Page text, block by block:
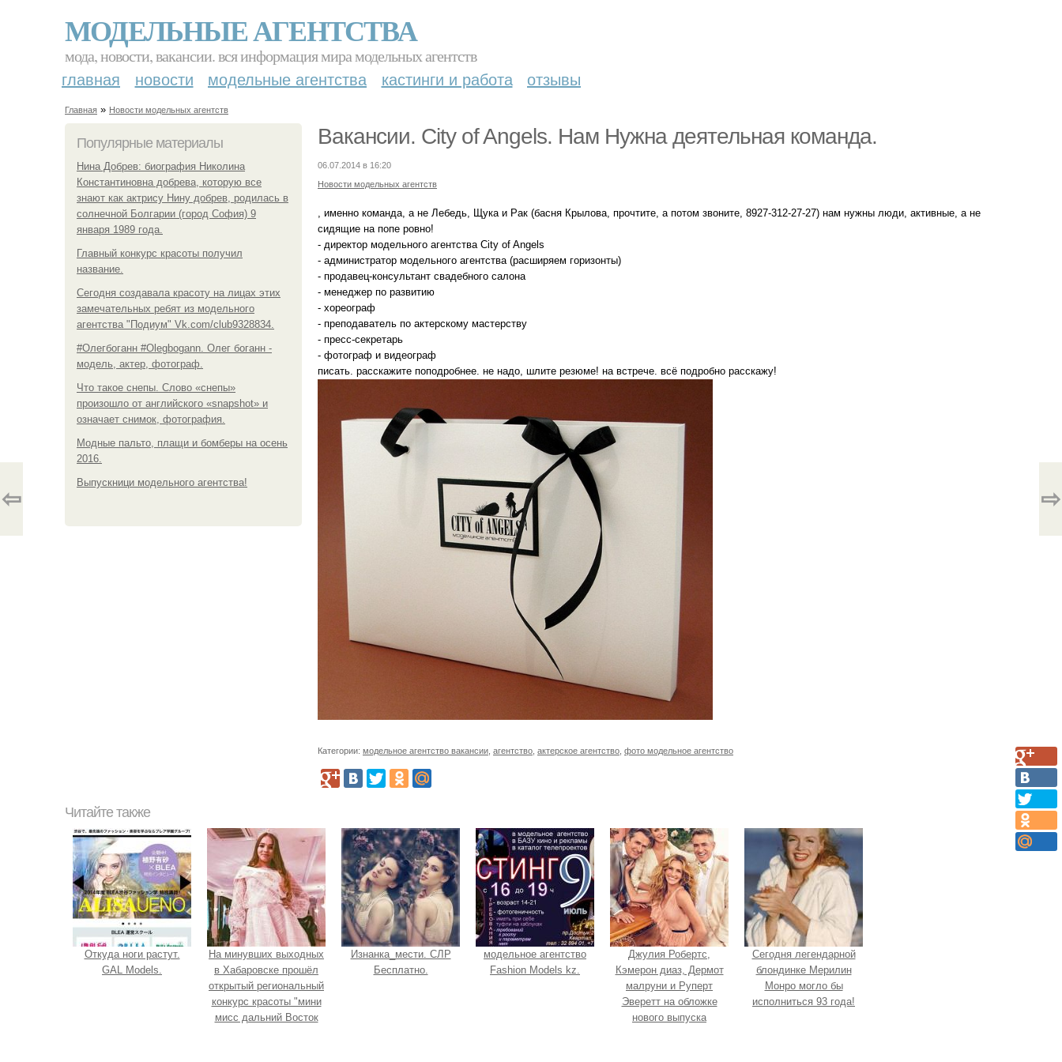
МОДЕЛЬНЫЕ АГЕНТСТВА
мода, новости, вакансии. вся информация мира модельных агентств
главная новости модельные агентства кастинги и работа отзывы
Главная » Новости модельных агентств
Популярные материалы
Нина Добрев: биография Николина
Константиновна добрева, которую все
знают как актрису Нину добрев, родилась в
солнечной Болгарии (город София) 9
января 1989 года.
Главный конкурс красоты получил
название.
Сегодня создавала красоту на лицах этих
замечательных ребят из модельного
агентства "Подиум" Vk.com/club9328834.
#Олегбоганн #Olegbogann. Олег боганн -
модель, актер, фотограф.
Что такое снепы. Слово «снепы»
произошло от английского «snapshot» и
означает снимок, фотография.
Модные пальто, плащи и бомберы на осень
2016.
Выпускници модельного агентства!
Вакансии. City of Angels. Нам Нужна деятельная команда.
06.07.2014 в 16:20
Новости модельных агентств
, именно команда, а не Лебедь, Щука и Рак (басня Крылова, прочтите, а потом звоните, 8927-312-27-27) нам нужны люди, активные, а не
сидящие на попе ровно!
- директор модельного агентства City of Angels
- администратор модельного агентства (расширяем горизонты)
- продавец-консультант свадебного салона
- менеджер по развитию
- хореограф
- преподаватель по актерскому мастерству
- пресс-секретарь
- фотограф и видеограф
писать. расскажите поподробнее. не надо, шлите резюме! на встрече. всё подробно расскажу!
Категории: модельное агентство вакансии агентство актерское агентство фото модельное агентство
⇦ ⇨
Читайте также
Откуда ноги растут.
GAL Models.
На минувших выходных
в Хабаровске прошёл
открытый региональный
конкурс красоты "мини
мисс дальний Восток
Изнанка_мести. СЛР
Бесплатно.
модельное агентство
Fashion Models kz.
Джулия Робертс,
Кэмерон диаз, Дермот
малруни и Руперт
Эверетт на обложке
нового выпуска
Сегодня легендарной
блондинке Мерилин
Монро могло бы
исполниться 93 года!